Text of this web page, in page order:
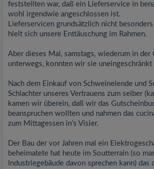
feststellten war, daß ein Lieferservice in
wohl irgendwie angeschlossen ist.
Lieferservicen grundsätzlich nicht
hielt sich unsere Enttäuschung im Rahmen.
Aber dieses Mal, samstags, wiederum in der
unterwegs, konnten wir sie uneingeschränkt
Nach dem Einkauf von Schweinelende und
Schlachter unseres Vertrauens zum selber
kamen wir überein, daß wir das
beanspruchen wollten und nahmen das
zum Mittagessen in’s Visier.
Der Bau der vor Jahren mal ein
beheimatete hat heute im Soutterrain (so
Industriegebäude davon sprechen kann) das